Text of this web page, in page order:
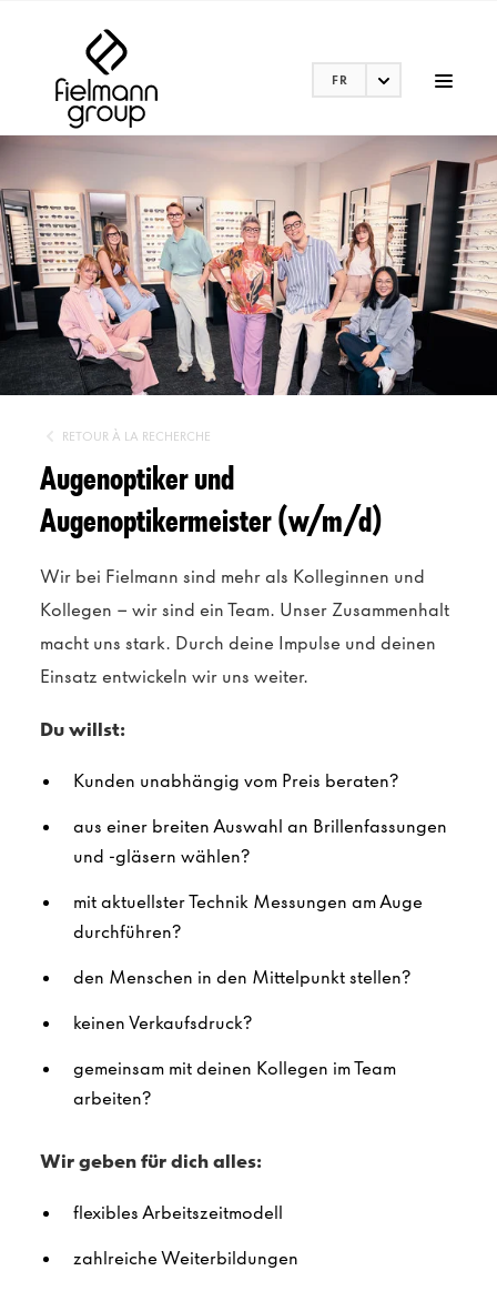
FR
RETOUR À LA RECHERCHE
Augenoptiker und
Augenoptikermeister (w/m/d)
Wir bei Fielmann sind mehr als Kolleginnen und
Kollegen – wir sind ein Team. Unser Zusammenhalt
macht uns stark. Durch deine Impulse und deinen
Einsatz entwickeln wir uns weiter.
Du willst:
Kunden unabhängig vom Preis beraten?
aus einer breiten Auswahl an Brillenfassungen
und -gläsern wählen?
mit aktuellster Technik Messungen am Auge
durchführen?
den Menschen in den Mittelpunkt stellen?
keinen Verkaufsdruck?
gemeinsam mit deinen Kollegen im Team
arbeiten?
Wir geben für dich alles:
flexibles Arbeitszeitmodell
zahlreiche Weiterbildungen